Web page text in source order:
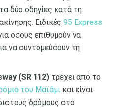
δύο οδηγίες κατά τη
Ειδικές 95 Express
όσους επιθυμούν να
να συντομεύσουν τη
(SR 112) τρέχει από το
του Μαϊάμι και είναι
δρόμους στο